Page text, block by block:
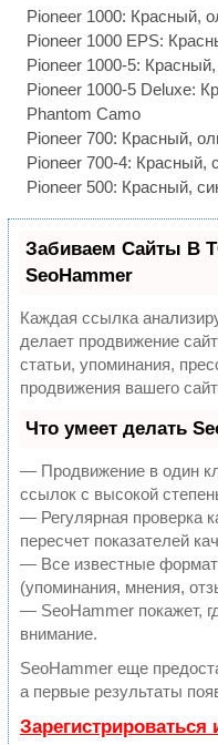
Pioneer 1000: Красный,
Pioneer 1000 EPS:
Pioneer 1000-5:
Pioneer 1000-5 Deluxe:
Phantom Camo
Pioneer 700: Красный,
Pioneer 700-4: Красный,
Pioneer 500: Красный,
Забиваем Сайты В
SeoHammer
Каждая ссылка
делает продвижение
статьи, упоминания,
продвижения вашего
Что умеет делать
— Продвижение в один
ссылок с высокой
— Регулярная проверка
пересчет показателей
— Все известные
(упоминания, мнения,
— SeoHammer покажет,
внимание.
SeoHammer еще
а первые результаты